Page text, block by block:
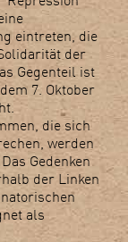
eintreten, die
der
Gegenteil ist
7. Oktober
die sich
werden
Gedenken
der Linken
als